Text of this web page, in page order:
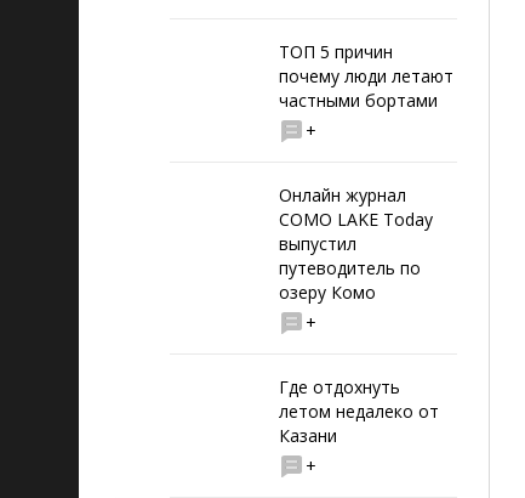
ТОП 5 причин
почему люди летают
частными бортами
+
Онлайн журнал
COMO LAKE Today
выпустил
путеводитель по
озеру Комо
+
Где отдохнуть
летом недалеко от
Казани
+